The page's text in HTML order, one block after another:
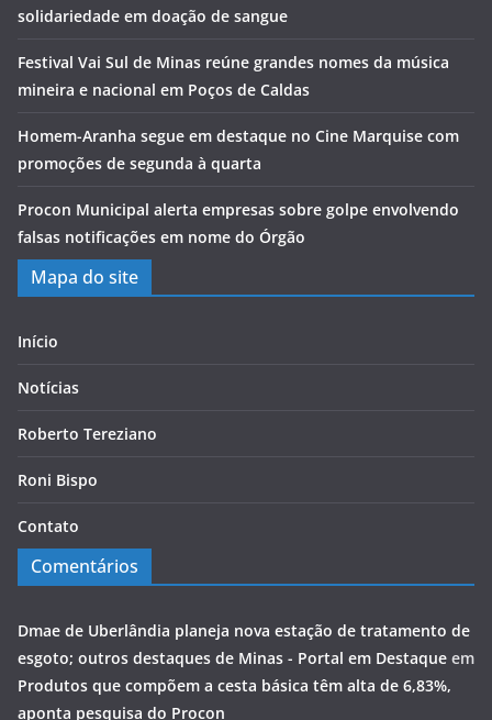
solidariedade em doação de sangue
Festival Vai Sul de Minas reúne grandes nomes da música
mineira e nacional em Poços de Caldas
Homem-Aranha segue em destaque no Cine Marquise com
promoções de segunda à quarta
Procon Municipal alerta empresas sobre golpe envolvendo
falsas notificações em nome do Órgão
Mapa do site
Início
Notícias
Roberto Tereziano
Roni Bispo
Contato
Comentários
Dmae de Uberlândia planeja nova estação de tratamento de
esgoto; outros destaques de Minas - Portal em Destaque em
Produtos que compõem a cesta básica têm alta de 6,83%,
aponta pesquisa do Procon